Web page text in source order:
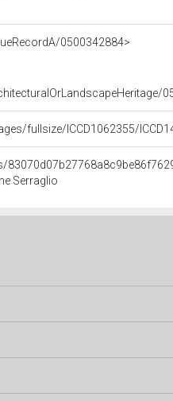
0500342884>
Serraglio